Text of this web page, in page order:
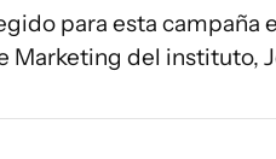
para esta campaña
Marketing del instituto,